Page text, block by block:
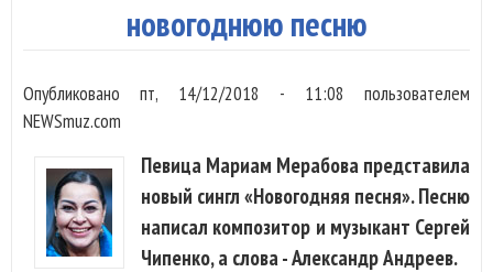
новогоднюю песню
Опубликованопт, 14/12/2018 - 11:08 пользователем
NEWSmuz.com
Певица Мариам Мерабова представила
новый сингл «Новогодняя песня». Песню
написал композитор и музыкант Сергей
Чипенко, а слова - Александр Андреев.